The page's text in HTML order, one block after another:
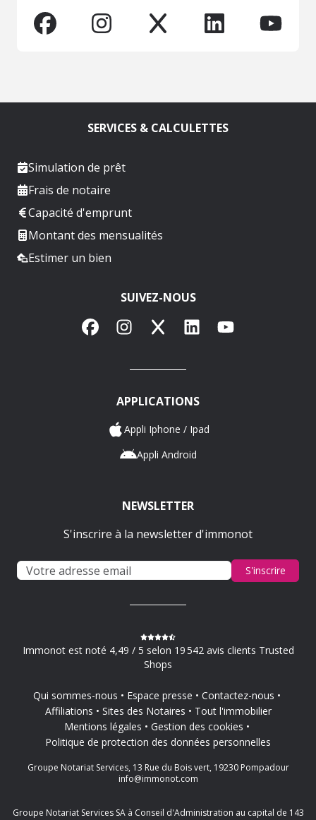
SERVICES & CALCULETTES
Simulation de prêt
Frais de notaire
Capacité d'emprunt
Montant des mensualités
Estimer un bien
SUIVEZ-NOUS
FacebookInstagram
X LinkedInYouTube
APPLICATIONS
Appli Iphone / Ipad
Appli Android
NEWSLETTER
S'inscrire à la newsletter d'immonot
S'inscrire
Immonot est noté 4,49 / 5 selon 19 542 avis clients Trusted
Shops
Qui sommes-nous Espace presse
Contactez-nous
Affiliations
Sites des Notaires
Tout l'immobilier
Mentions légales
Gestion des cookies
Politique de protection des données personnelles
Groupe Notariat Services, 13 Rue du Bois vert, 19230 Pompadour
info@immonot.com
Groupe Notariat Services SA à Conseil d'Administration au capital de 143